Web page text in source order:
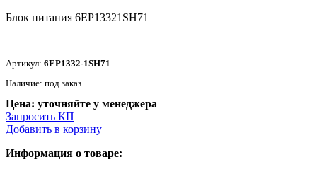
Блок питания 6EP13321SH71
Артикул: 6EP1332-1SH71
Наличие: под заказ
Цена: уточняйте у менеджера
Запросить КП
Добавить в корзину
Информация о товаре: